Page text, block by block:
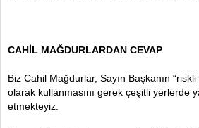
CAHİL MAĞDURLARDAN CEVAP
Biz Cahil Mağdurlar, Sayın Başkanın
olarak kullanmasını gerek çeşitli yerlerde
etmekteyiz.